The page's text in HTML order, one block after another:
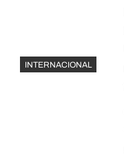
INTERNACIONAL